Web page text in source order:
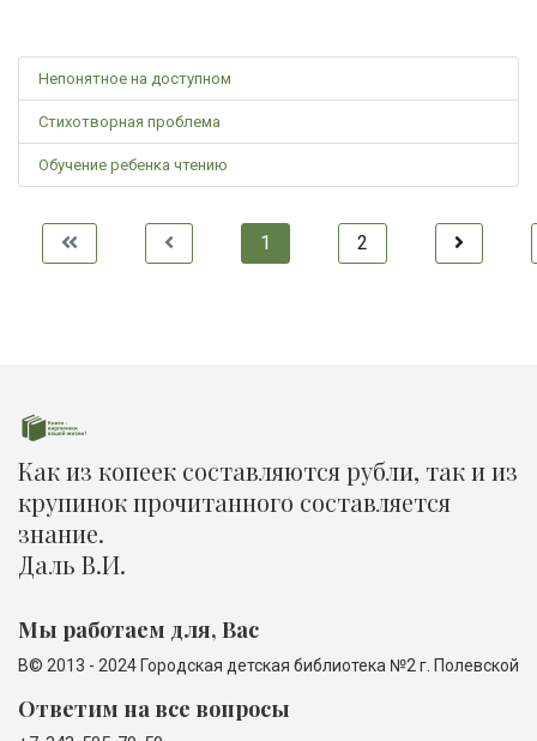
Непонятное на доступном
Стихотворная проблема
Обучение ребенка чтению
1 2
Как из копеек составляются рубли, так и из
крупинок прочитанного составляется
знание.
Даль В.И.
Мы работаем для, Вас
В© 2013 - 2024 Городская детская библиотека №2 г. Полевской
Ответим на все вопросы